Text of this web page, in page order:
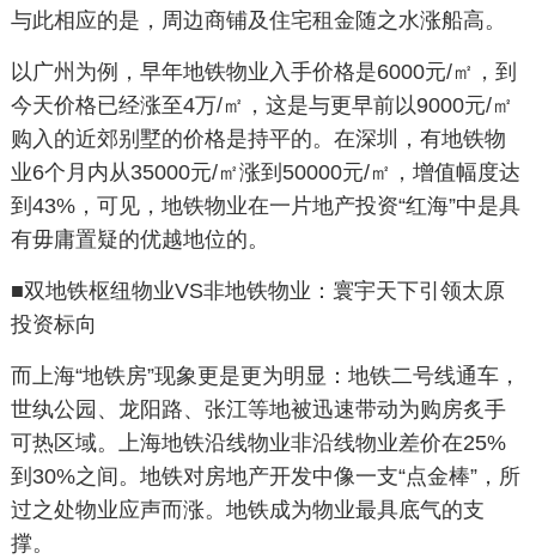
与此相应的是，周边商铺及住宅租金随之水涨船高。
以广州为例，早年地铁物业入手价格是6000元/㎡，到
今天价格已经涨至4万/㎡，这是与更早前以9000元/㎡
购入的近郊别墅的价格是持平的。在深圳，有地铁物
业6个月内从35000元/㎡涨到50000元/㎡，增值幅度达
到43%，可见，地铁物业在一片地产投资“红海”中是具
有毋庸置疑的优越地位的。
■双地铁枢纽物业VS非地铁物业：寰宇天下引领太原
投资标向
而上海“地铁房”现象更是更为明显：地铁二号线通车，
世纨公园、龙阳路、张江等地被迅速带动为购房炙手
可热区域。上海地铁沿线物业非沿线物业差价在25%
到30%之间。地铁对房地产开发中像一支“点金棒”，所
过之处物业应声而涨。地铁成为物业最具底气的支
撑。